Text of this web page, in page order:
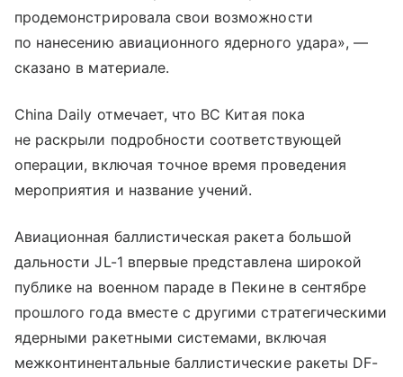
продемонстрировала свои возможности
по нанесению авиационного ядерного удара», —
сказано в материале.
China Daily отмечает, что ВС Китая пока
не раскрыли подробности соответствующей
операции, включая точное время проведения
мероприятия и название учений.
Авиационная баллистическая ракета большой
дальности JL-1 впервые представлена широкой
публике на военном параде в Пекине в сентябре
прошлого года вместе с другими стратегическими
ядерными ракетными системами, включая
межконтинентальные баллистические ракеты DF-